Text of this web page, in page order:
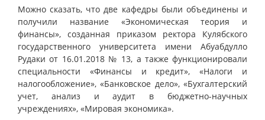
Можно сказать, что две кафедры были объединены и
получили название «Экономическая теория и
финансы», созданная приказом ректора Кулябского
государственного университета имени Абуабдулло
Рудаки от 16.01.2018 № 13, а также функционировали
специальности «Финансы и кредит», «Налоги и
налогообложение», «Банковское дело», «Бухгалтерский
учет, анализ и аудит в бюджетно-научных
учреждениях», «Мировая экономика».